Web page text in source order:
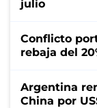
julio
Conflicto
rebaja del
Argentina
China por